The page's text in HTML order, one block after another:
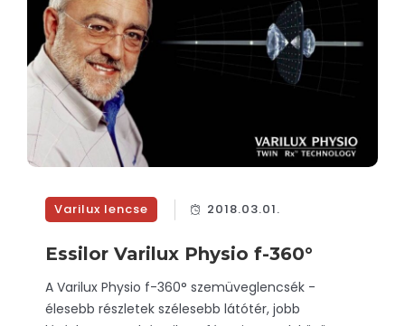
Varilux lencse 2018.03.01.
Essilor Varilux Physio f-360°
A Varilux Physio f-360° szemüveglencsék -
élesebb részletek szélesebb látótér, jobb